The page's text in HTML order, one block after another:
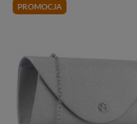
PROMOCJA